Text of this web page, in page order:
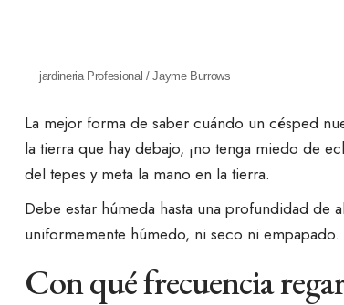
jardineria Profesional / Jayme Burrows
La mejor forma de saber cuándo un césped
la tierra que hay debajo, ¡no tenga miedo de
del tepes y meta la mano en la tierra.
Debe estar húmeda hasta una profundidad de
uniformemente húmedo, ni seco ni empapado.
Con qué frecuencia